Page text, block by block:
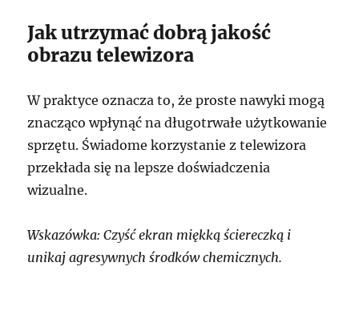
Jak utrzymać dobrą jakość
obrazu telewizora
W praktyce oznacza to, że proste nawyki mogą
znacząco wpłynąć na długotrwałe użytkowanie
sprzętu. Świadome korzystanie z telewizora
przekłada się na lepsze doświadczenia
wizualne.
Wskazówka: Czyść ekran miękką ściereczką i
unikaj agresywnych środków chemicznych.